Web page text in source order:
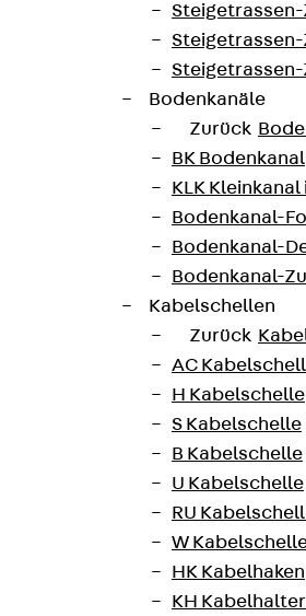
Steigetrassen-
Steigetrassen-
Steigetrassen-
Bodenkanäle
Zurück
BK Bodenkanal
KLK
Bodenkanal-
Bodenkanal-
Bodenkanal-
Kabelschellen
Zurück
AC
H Kabelschelle
S Kabelschelle
B Kabelschelle
U Kabelschelle
RU
W
HK Kabelhaken
KH Kabelhalter